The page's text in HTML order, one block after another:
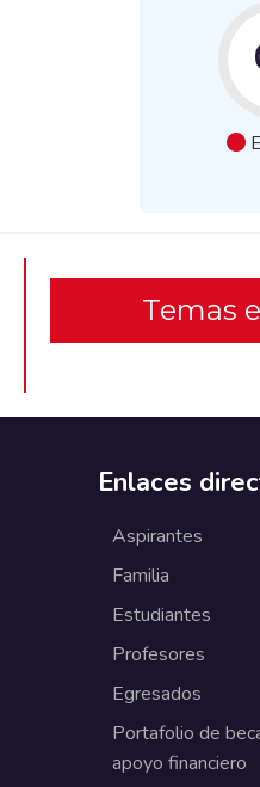
Temas
Enlaces
Aspirantes
Familia
Estudiantes
Profesores
Egresados
Portafolio de
apoyo financiero